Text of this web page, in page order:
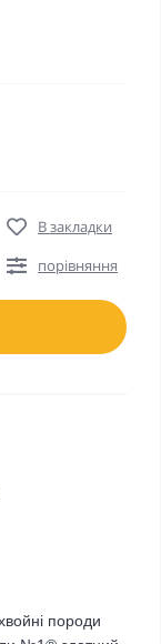
В закладки
порівняння
породи